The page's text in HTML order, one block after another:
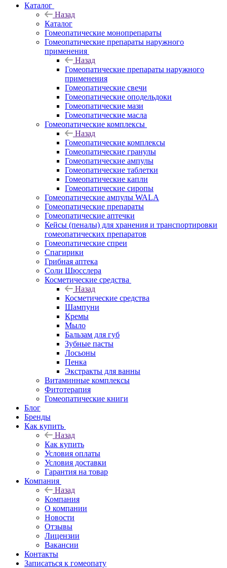
Каталог
Назад
Каталог
Гомеопатические монопрепараты
Гомеопатические препараты наружного
применения
Назад
Гомеопатические препараты наружного
применения
Гомеопатические свечи
Гомеопатические оподельдоки
Гомеопатические мази
Гомеопатические масла
Гомеопатические комплексы
Назад
Гомеопатические комплексы
Гомеопатические гранулы
Гомеопатические ампулы
Гомеопатические таблетки
Гомеопатические капли
Гомеопатические сиропы
Гомеопатические ампулы WALA
Гомеопатические препараты
Гомеопатические аптечки
Кейсы (пеналы) для хранения и транспортировки
гомеопатических препаратов
Гомеопатические спреи
Спагирики
Грибная аптека
Соли Шюсслера
Косметические средства
Назад
Косметические средства
Шампуни
Кремы
Мыло
Бальзам для губ
Зубные пасты
Лосьоны
Пенка
Экстракты для ванны
Витаминные комплексы
Фитотерапия
Гомеопатические книги
Блог
Бренды
Как купить
Назад
Как купить
Условия оплаты
Условия доставки
Гарантия на товар
Компания
Назад
Компания
О компании
Новости
Отзывы
Лицензии
Вакансии
Контакты
Записаться к гомеопату